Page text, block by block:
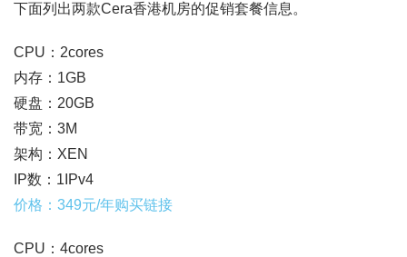
下面列出两款Cera香港机房的促销套餐信息。
CPU：2cores
内存：1GB
硬盘：20GB
带宽：3M
架构：XEN
IP数：1IPv4
价格：349元/年购买链接
CPU：4cores